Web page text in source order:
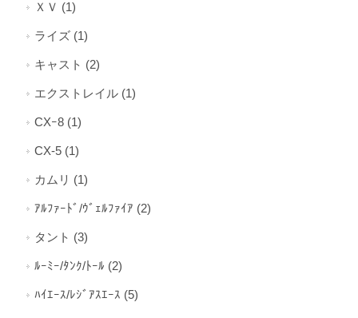
ＸＶ (1)
ライズ (1)
キャスト (2)
エクストレイル (1)
CXｰ8 (1)
CX-5 (1)
カムリ (1)
ｱﾙﾌｧｰﾄﾞ/ｳﾞｪﾙﾌｧｲｱ (2)
タント (3)
ﾙｰﾐｰ/ﾀﾝｸ/ﾄｰﾙ (2)
ﾊｲｴｰｽ/ﾚｼﾞｱｽｴｰｽ (5)